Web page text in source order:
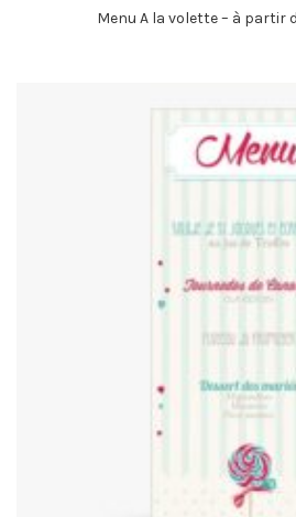
Menu A la volette – à partir